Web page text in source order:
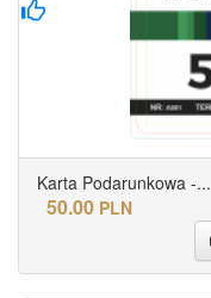
Karta Podarunkowa -...
50.00 PLN